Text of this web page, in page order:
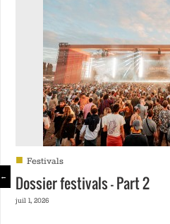
←
■ Festivals
Dossier festivals – Part 2
juil 1, 2026